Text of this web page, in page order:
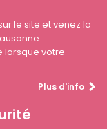
le site et venez la
lorsque votre
Plus d'info